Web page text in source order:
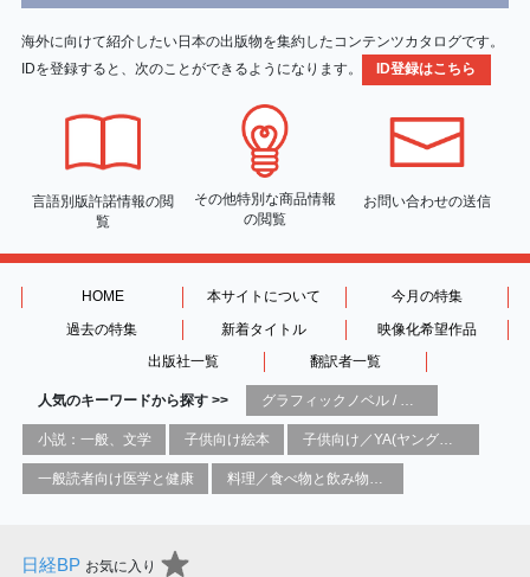
海外に向けて紹介したい日本の出版物を集約したコンテンツカタログです。
IDを登録すると、次のことができるようになります。
ID登録はこちら
言語別版許諾情報の閲
覧
その他特別な商品情報
の閲覧
お問い合わせの送信
HOME 本サイトについて
今月の特集
過去の特集
新着タイトル
映像化希望作品
出版社一覧
翻訳者一覧
人気のキーワードから探す >>
小説：一般、文学 子供向け絵本 子供向け／YA(ヤングアダルト)向け一般：芸術&芸術家
一般読者向け医学と健康
日経BP お気に入り